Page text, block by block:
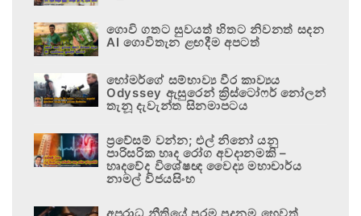
ගොවි ගතට සුවයත් හිතට නිවනත් සදන
AI ගොවිතැන ළඟදීම අපටත්
හෝමර්ගේ සම්භාව්‍ය වීර කාව්‍යය
Odyssey ඇසුරෙන් ක්‍රිස්ටෝෆර් නෝලන්
තැනූ දැවැන්ත සිනමාපටය
ප්‍රවේසම් වන්න; එල් නිනෝ යනු
පාරිසරික හෘද රෝග අවදානමකි –
හෘදවේද විශේෂඥ වෛද්‍ය මහාචාර්ය
නාමල් විජයසිංහ